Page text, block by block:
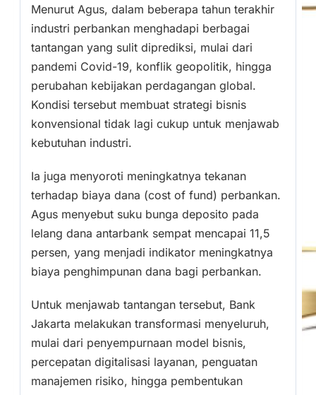
Menurut Agus, dalam beberapa tahun terakhir
industri perbankan menghadapi berbagai
tantangan yang sulit diprediksi, mulai dari
pandemi Covid-19, konflik geopolitik, hingga
perubahan kebijakan perdagangan global.
Kondisi tersebut membuat strategi bisnis
konvensional tidak lagi cukup untuk menjawab
kebutuhan industri.
Ia juga menyoroti meningkatnya tekanan
terhadap biaya dana (cost of fund) perbankan.
Agus menyebut suku bunga deposito pada
lelang dana antarbank sempat mencapai 11,5
persen, yang menjadi indikator meningkatnya
biaya penghimpunan dana bagi perbankan.
Untuk menjawab tantangan tersebut, Bank
Jakarta melakukan transformasi menyeluruh,
mulai dari penyempurnaan model bisnis,
percepatan digitalisasi layanan, penguatan
manajemen risiko, hingga pembentukan